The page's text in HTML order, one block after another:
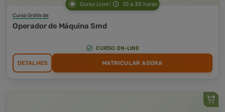
Curso Livre 10 a 30 horas
Curso Grátis de
Operador de Máquina Smd
CURSO ON-LINE
DETALHES MATRICULAR AGORA